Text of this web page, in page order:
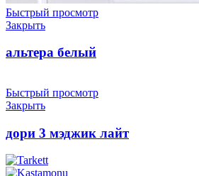
Быстрый просмотр
Закрыть
альтера белый
Быстрый просмотр
Закрыть
дори 3 мэджик лайт